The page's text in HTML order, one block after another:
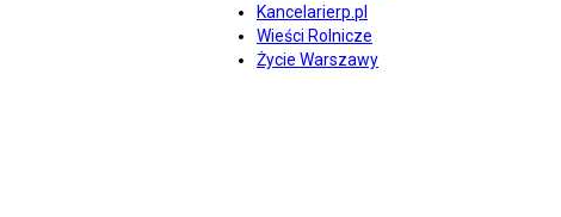
Kancelarierp.pl
Wieści Rolnicze
Życie Warszawy